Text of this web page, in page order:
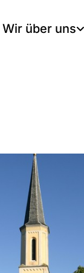
Wir über uns